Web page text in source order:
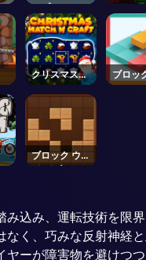
ンプ2
ア ノッ
ゥ キル
クリスマスタ
イム
ブロッ
チマニ
ブロック ウッ
ド パズル
込み、運転技術を限
く、巧みな反射神経
ーが障害物を避けつ